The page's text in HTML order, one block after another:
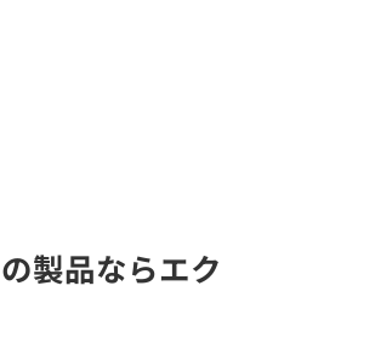
製品ならエク